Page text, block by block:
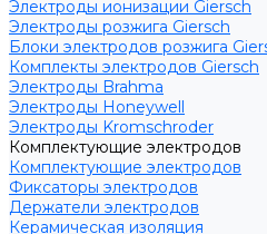
Электроды ионизации Giersch
Электроды розжига Giersch
Блоки электродов розжига
Комплекты электродов Giersch
Электроды Brahma
Электроды Honeywell
Электроды Kromschroder
Комплектующие электродов
Комплектующие электродов
Фиксаторы электродов
Держатели электродов
Керамическая изоляция